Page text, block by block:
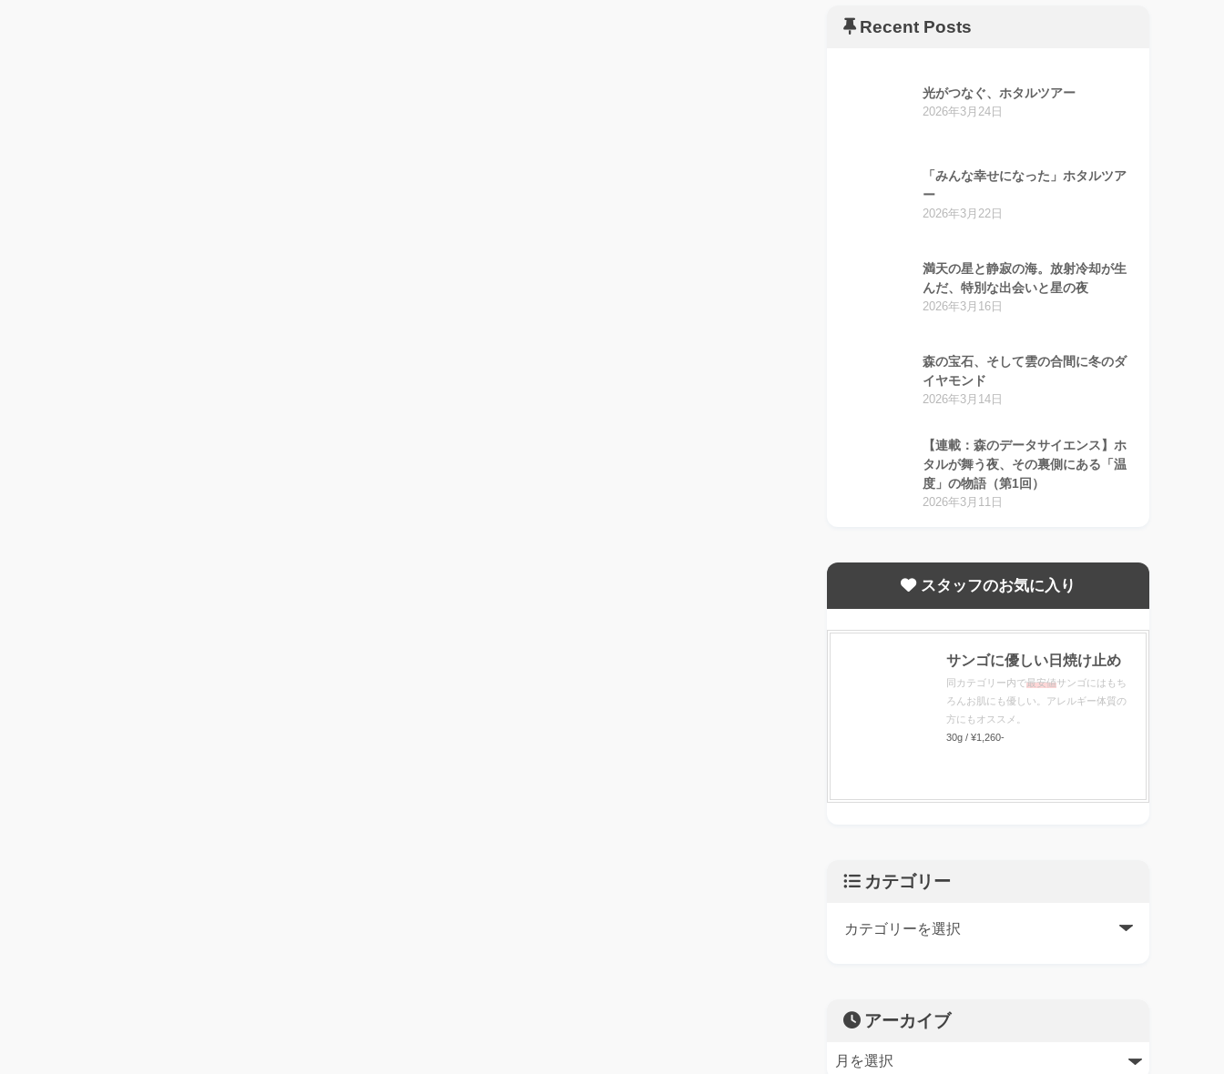
Recent Posts
光がつなぐ、ホタルツアー
2026年3月24日
「みんな幸せになった」ホタルツア
ー
2026年3月22日
満天の星と静寂の海。放射冷却が生
んだ、特別な出会いと星の夜
2026年3月16日
森の宝石、そして雲の合間に冬のダ
イヤモンド
2026年3月14日
【連載：森のデータサイエンス】ホ
タルが舞う夜、その裏側にある「温
度」の物語（第1回）
2026年3月11日
スタッフのお気に入り
サンゴに優しい日焼け止め
同カテゴリー内で最安値 サンゴにはもち
ろんお肌にも優しい。アレルギー体質の
方にもオススメ。
30g / ¥1,260-
カテゴリー
アーカイブ